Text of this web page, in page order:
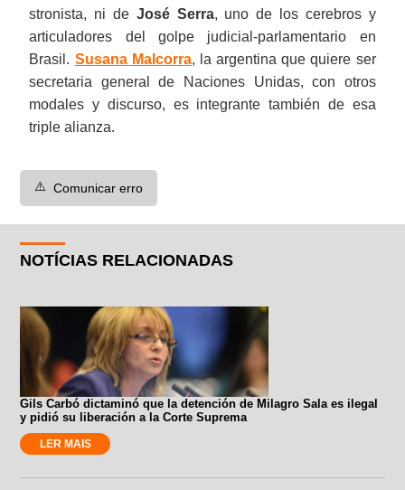
stronista, ni de José Serra, uno de los cerebros y
articuladores del golpe judicial-parlamentario en
Brasil. Susana Malcorra, la argentina que quiere ser
secretaria general de Naciones Unidas, con otros
modales y discurso, es integrante también de esa
triple alianza.
⚠️ Comunicar erro
NOTÍCIAS RELACIONADAS
Gils Carbó dictaminó que la detención de Milagro Sala es ilegal
y pidió su liberación a la Corte Suprema
LER MAIS